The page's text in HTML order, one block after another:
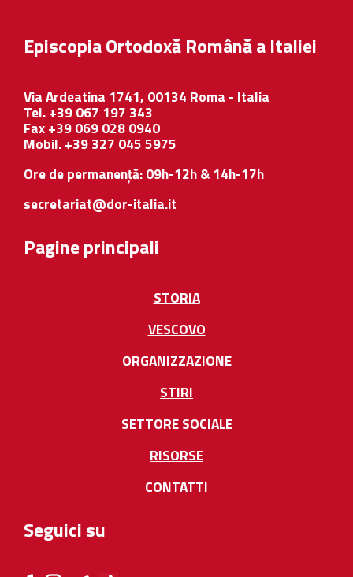
Episcopia Ortodoxă Română a Italiei
Via Ardeatina 1741, 00134 Roma - Italia
Tel. +39 067 197 343
Fax +39 069 028 0940
Mobil. +39 327 045 5975
Ore de permanență: 09h-12h & 14h-17h
secretariat@dor-italia.it
Pagine principali
STORIA
VESCOVO
ORGANIZZAZIONE
STIRI
SETTORE SOCIALE
RISORSE
CONTATTI
Seguici su